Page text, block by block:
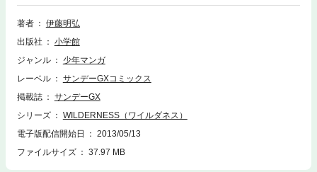
を知る因縁の男・ベニーと互いの銃口を交えていた。堀田とはぐれ、敵に
追いつめられた芹間と恵那は、必死に脱出口を探るも、そこへ手榴弾
著者
伊藤明弘
出版社
小学館
ジャンル
少年マンガ
レーベル
サンデーGXコミックス
掲載誌
サンデーGX
シリーズ
WILDERNESS（ワイルダネス）
電子版配信開始日
2013/05/13
ファイルサイズ
37.97 MB